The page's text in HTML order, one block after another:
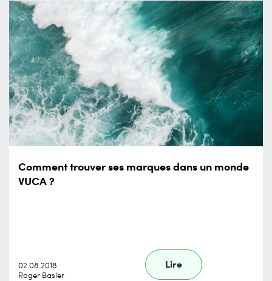
Comment trouver ses marques dans un monde
VUCA ?
02.08.2018
Roger Basler
Lire